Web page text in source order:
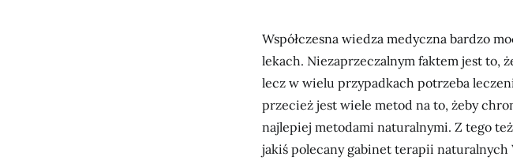
Współczesna wiedza medyczna bardzo
lekach. Niezaprzeczalnym faktem jest to,
lecz w wielu przypadkach potrzeba
przecież jest wiele metod na to, żeby
najlepiej metodami naturalnymi. Z tego
jakiś polecany gabinet terapii naturalnych